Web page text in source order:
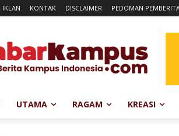
IKLAN KONTAK DISCLAIMER PEDOMAN
UTAMA RAGAM KREASI